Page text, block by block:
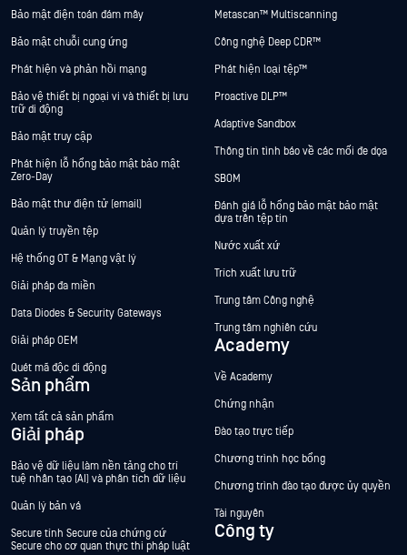
Bảo mật điện toán đám mây
Bảo mật chuỗi cung ứng
Phát hiện và phản hồi mạng
Bảo vệ thiết bị ngoại vi và thiết bị lưu
trữ di động
Bảo mật truy cập
Phát hiện lỗ hổng bảo mật bảo mật
Zero-Day
Bảo mật thư điện tử (email)
Quản lý truyền tệp
Hệ thống OT & Mạng vật lý
Giải pháp đa miền
Data Diodes & Security Gateways
Giải pháp OEM
Quét mã độc di động
Sản phẩm
Xem tất cả sản phẩm
Giải pháp
Bảo vệ dữ liệu làm nền tảng cho trí
tuệ nhân tạo (AI) và phân tích dữ liệu
Quản lý bản vá
Secure tính Secure của chứng cứ
Secure cho cơ quan thực thi pháp luật
Metascan™ Multiscanning
Công nghệ Deep CDR™
Phát hiện loại tệp™
Proactive DLP™
Adaptive Sandbox
Thông tin tình báo về các mối đe dọa
SBOM
Đánh giá lỗ hổng bảo mật bảo mật
dựa trên tệp tin
Nước xuất xứ
Trích xuất lưu trữ
Trung tâm Công nghệ
Trung tâm nghiên cứu
Academy
Về Academy
Chứng nhận
Đào tạo trực tiếp
Chương trình học bổng
Chương trình đào tạo được ủy quyền
Tài nguyên
Công ty